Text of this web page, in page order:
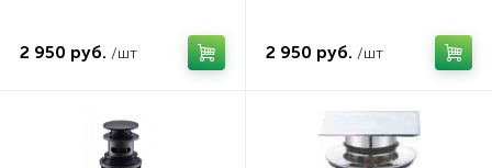
2 950 руб. /шт 2 950 руб. /шт
Сиденья для душевых ограждений
Комплектующие для мебели